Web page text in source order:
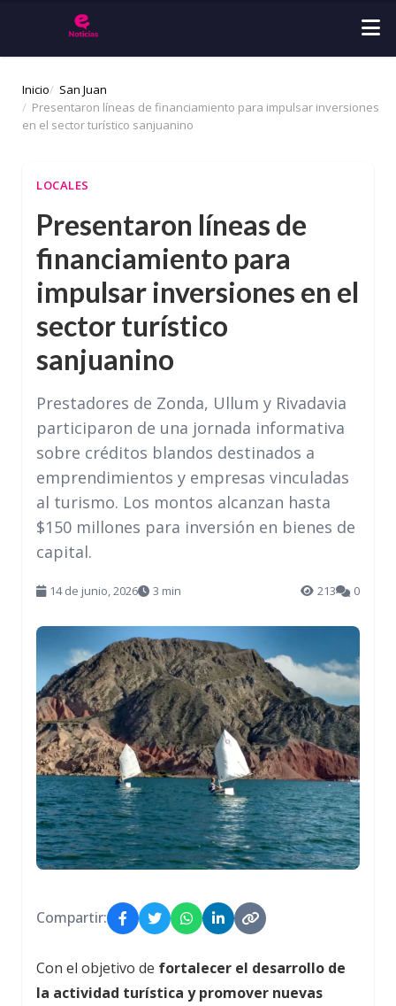
Inicio
San Juan
Presentaron líneas de financiamiento para impulsar inversiones
en el sector turístico sanjuanino
LOCALES
Presentaron líneas de
financiamiento para
impulsar inversiones en el
sector turístico
sanjuanino
Prestadores de Zonda, Ullum y Rivadavia
participaron de una jornada informativa
sobre créditos blandos destinados a
emprendimientos y empresas vinculadas
al turismo. Los montos alcanzan hasta
$150 millones para inversión en bienes de
capital.
14 de junio, 2026 3 min 213 0
Compartir:
Con el objetivo de fortalecer el desarrollo de
la actividad turística y promover nuevas